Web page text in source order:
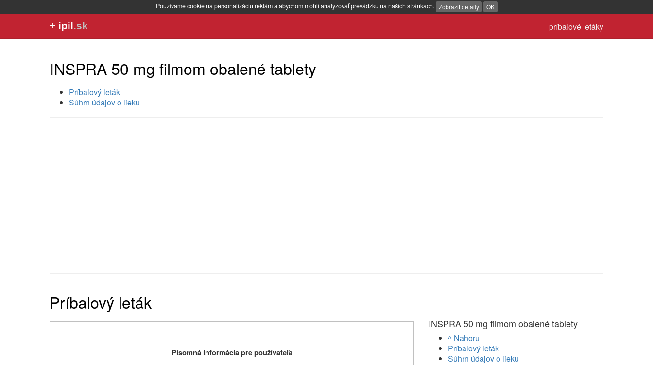
Používame cookie na personalizáciu reklám a abychom mohli analyzovať prevádzku na našich stránkach. Zobrazit detaily OK
príbalové letáky
+ ipil.sk
INSPRA 50 mg filmom obalené tablety
Príbalový leták
Súhrn údajov o lieku
Príbalový leták
Písomná informácia pre používateľa
INSPRA 50 mg filmom obalené tablety
^ Nahoru
Príbalový leták
Súhrn údajov o lieku